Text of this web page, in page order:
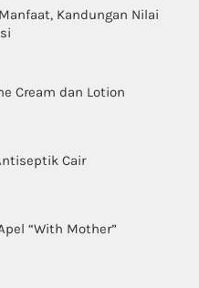
Kandungan Nilai
Cream dan Lotion
Cair
“With Mother”